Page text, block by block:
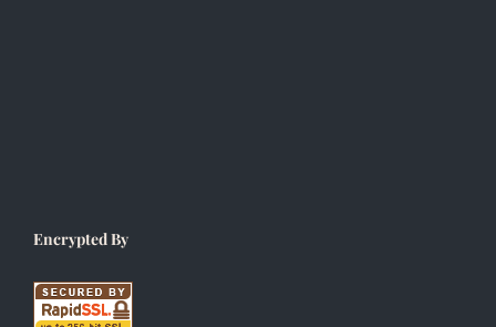
Encrypted By